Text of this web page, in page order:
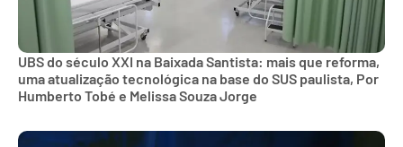
UBS do século XXI na Baixada Santista: mais que reforma,
uma atualização tecnológica na base do SUS paulista, Por
Humberto Tobé e Melissa Souza Jorge